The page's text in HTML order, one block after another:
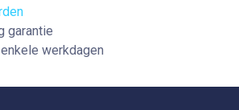
garantie
werkdagen